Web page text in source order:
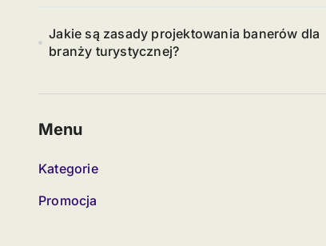
Jakie są zasady projektowania banerów dla
branży turystycznej?
Menu
Kategorie
Promocja